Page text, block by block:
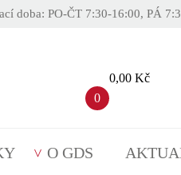
doba: PO-ČT 7:30-16:00, PÁ
0
0,00 Kč
O GDS